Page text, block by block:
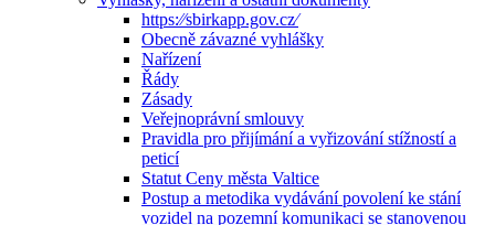
https:⁄⁄sbirkapp.gov.cz⁄
Obecně závazné vyhlášky
Nařízení
Řády
Zásady
Veřejnoprávní smlouvy
Pravidla pro přijímání a vyřizování stížností a
peticí
Statut Ceny města Valtice
Postup a metodika vydávání povolení ke stání
vozidel na pozemní komunikaci se stanovenou